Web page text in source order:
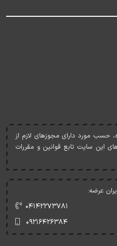
حسب مورد دارای مجوزهای لازم از
اين سايت تابع قوانين و مقررات
عرضه:
۰۴۱۴۲۲۷۳۷۸۱
۰۹۲۱۶۴۲۶۳۸۴